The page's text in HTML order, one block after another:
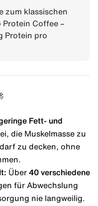
zum klassischen
Protein Coffee –
Protein pro
Fett- und
die Muskelmasse zu
zu decken, ohne
Über 40 verschiedene
für Abwechslung
nie langweilig.